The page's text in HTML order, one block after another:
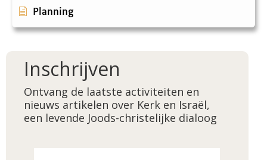
Planning
Inschrijven
Ontvang de laatste activiteiten en
nieuws artikelen over Kerk en Israël,
een levende Joods-christelijke dialoog